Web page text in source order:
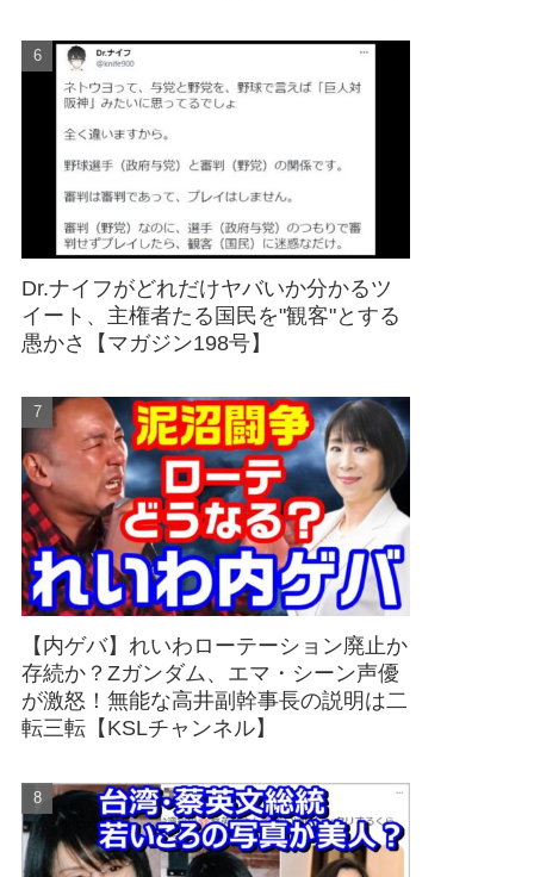
Dr.ナイフがどれだけヤバいか分かるツ
イート、主権者たる国民を"観客"とする
愚かさ【マガジン198号】
【内ゲバ】れいわローテーション廃止か
存続か？Zガンダム、エマ・シーン声優
が激怒！無能な高井副幹事長の説明は二
転三転【KSLチャンネル】